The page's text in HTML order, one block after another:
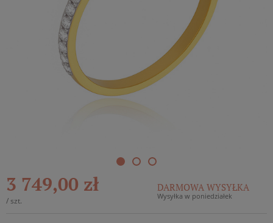
3 749,00 zł
/ szt.
DARMOWA WYSYŁKA
Wysyłka w poniedziałek